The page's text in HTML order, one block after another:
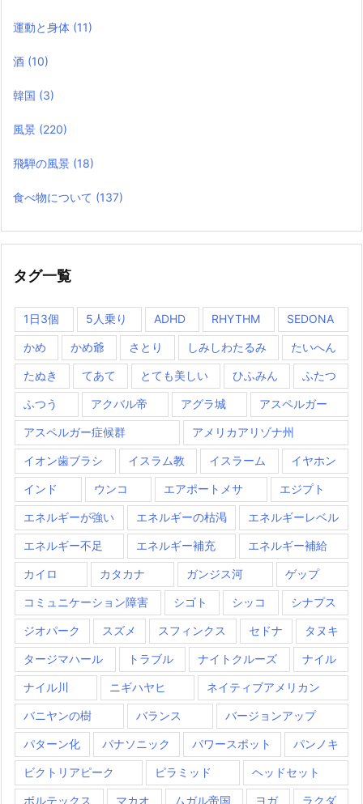
運動と身体 (11)
酒 (10)
韓国 (3)
風景 (220)
飛騨の風景 (18)
食べ物について (137)
タグ一覧
1日3個 5人乗り ADHD RHYTHM SEDONA
かめ かめ爺 さとり しみしわたるみ たいへん
たぬき てあて とても美しい ひふみん ふたつ
ふつう アクバル帝 アグラ城 アスペルガー
アスペルガー症候群 アメリカアリゾナ州
イオン歯ブラシ イスラム教 イスラーム イヤホン
インド ウンコ エアポートメサ エジプト
エネルギーが強い エネルギーの枯渇 エネルギーレベル
エネルギー不足 エネルギー補充 エネルギー補給
カイロ カタカナ ガンジス河 ゲップ
コミュニケーション障害 シゴト シッコ シナプス
ジオパーク スズメ スフィンクス セドナ タヌキ
タージマハール トラブル ナイトクルーズ ナイル
ナイル川 ニギハヤヒ ネイティブアメリカン
バニヤンの樹 バランス バージョンアップ
パターン化 パナソニック パワースポット パンノキ
ビクトリアピーク ピラミッド ヘッドセット
ボルテックス マカオ ムガル帝国 ヨガ ラクダ